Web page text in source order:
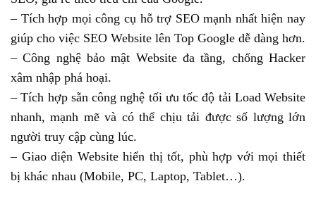
– Tích hợp mọi công cụ hỗ trợ SEO mạnh nhất hiện nay
giúp cho việc SEO Website lên Top Google dễ dàng hơn.
– Công nghệ bảo mật Website đa tầng, chống Hacker
xâm nhập phá hoại.
– Tích hợp sẵn công nghệ tối ưu tốc độ tải Load Website
nhanh, mạnh mẽ và có thể chịu tải được số lượng lớn
người truy cập cùng lúc.
– Giao diện Website hiển thị tốt, phù hợp với mọi thiết
bị khác nhau (Mobile, PC, Laptop, Tablet…).